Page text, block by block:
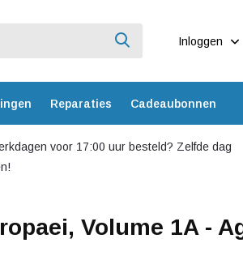
Inloggen
Reparaties Cadeaubonnen
voor 17:00 uur besteld? Zelfde dag
Volume 1A -